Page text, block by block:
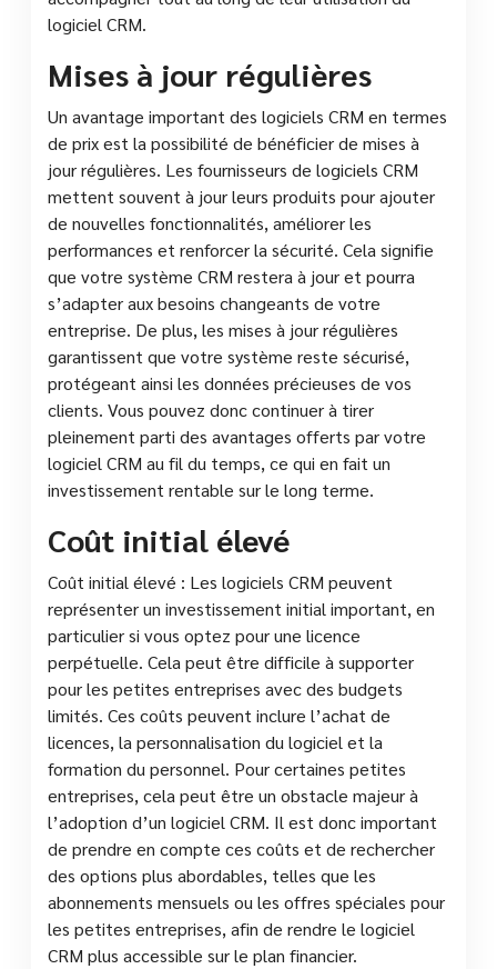
logiciel CRM.
Mises à jour régulières
Un avantage important des logiciels CRM en termes
de prix est la possibilité de bénéficier de mises à
jour régulières. Les fournisseurs de logiciels CRM
mettent souvent à jour leurs produits pour ajouter
de nouvelles fonctionnalités, améliorer les
performances et renforcer la sécurité. Cela signifie
que votre système CRM restera à jour et pourra
s’adapter aux besoins changeants de votre
entreprise. De plus, les mises à jour régulières
garantissent que votre système reste sécurisé,
protégeant ainsi les données précieuses de vos
clients. Vous pouvez donc continuer à tirer
pleinement parti des avantages offerts par votre
logiciel CRM au fil du temps, ce qui en fait un
investissement rentable sur le long terme.
Coût initial élevé
Coût initial élevé : Les logiciels CRM peuvent
représenter un investissement initial important, en
particulier si vous optez pour une licence
perpétuelle. Cela peut être difficile à supporter
pour les petites entreprises avec des budgets
limités. Ces coûts peuvent inclure l’achat de
licences, la personnalisation du logiciel et la
formation du personnel. Pour certaines petites
entreprises, cela peut être un obstacle majeur à
l’adoption d’un logiciel CRM. Il est donc important
de prendre en compte ces coûts et de rechercher
des options plus abordables, telles que les
abonnements mensuels ou les offres spéciales pour
les petites entreprises, afin de rendre le logiciel
CRM plus accessible sur le plan financier.